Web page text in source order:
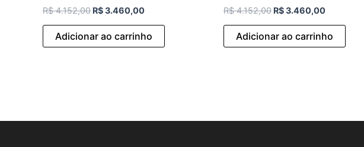
R$4.152,00 R$3.460,00
Adicionar ao carrinho
R$4.152,00 R$3.460,00
Adicionar ao carrinho